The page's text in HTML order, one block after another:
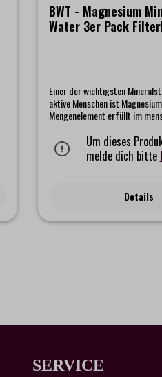
BWT - Magnesium
Water 3er Pack
Einer der wichtigsten
aktive Menschen ist
Mengenelement erfüllt im
so wichtig, da es
Muskelfunktion ist, aber auch
Zuckergewinnung, der
Filtertechnologie optimiert Ihr
und mineralisiert es mit
besonderen Boost und einen
Dadurch kommt es zu einer
Magnesium und ein
Um dieses
melde dich bitte
Details
SERVICE